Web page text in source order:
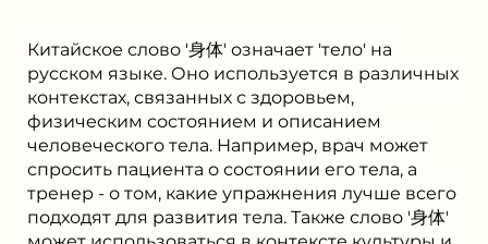
Китайское слово '身体' означает 'тело' на
русском языке. Оно используется в различных
контекстах, связанных с здоровьем,
физическим состоянием и описанием
человеческого тела. Например, врач может
спросить пациента о состоянии его тела, а
тренер - о том, какие упражнения лучше всего
подходят для развития тела. Также слово '身体'